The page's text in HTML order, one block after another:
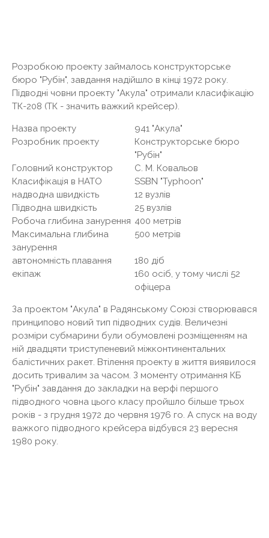
Розробкою проекту займалось конструкторське
бюро "Рубін", завдання надійшло в кінці 1972 року.
Підводні човни проекту "Акула" отримали класифікацію
ТК-208 (ТК - значить важкий крейсер).
Назва проекту
941 "Акула"
Розробник проекту
Конструкторське бюро
"Рубін"
Головний конструктор
С. М. Ковальов
Класифікація в НАТО
SSBN "Typhoon"
надводна швидкість
12 вузлів
Підводна швидкість
25 вузлів
Робоча глибина занурення 400 метрів
Максимальна глибина
занурення
500 метрів
автономність плавання
180 діб
екіпаж
160 осіб, у тому числі 52
офіцера
За проектом "Акула" в Радянському Союзі створювався
принципово новий тип підводних судів. Величезні
розміри субмарини були обумовлені розміщенням на
ній двадцяти триступеневий міжконтинентальних
балістичних ракет. Втілення проекту в життя виявилося
досить тривалим за часом. З моменту отримання КБ
"Рубін" завдання до закладки на верфі першого
підводного човна цього класу пройшло більше трьох
років - з грудня 1972 до червня 1976 го. А спуск на воду
важкого підводного крейсера відбувся 23 вересня
1980 року.